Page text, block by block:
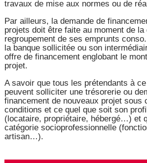
travaux de mise aux normes ou de
Par ailleurs, la demande de
projets doit être faite au moment de la
regroupement de ses emprunts
la banque sollicitée ou son
offre de financement englobant le
projet.
A savoir que tous les prétendants à
peuvent solliciter une trésorerie ou
financement de nouveaux projet sous
conditions et ce quel que soit son
(locataire, propriétaire, hébergé…) et
catégorie socioprofessionnelle
artisan…).